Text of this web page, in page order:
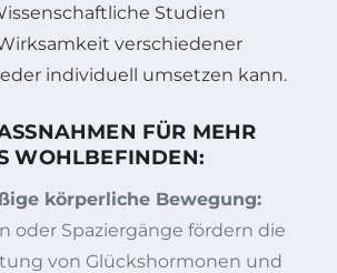
Studien
verschiedener
individuell umsetzen kann.
FÜR MEHR P
WOHLBEFINDEN:
körperliche Bewegung:
oder Spaziergänge fördern die
von Glückshormonen und